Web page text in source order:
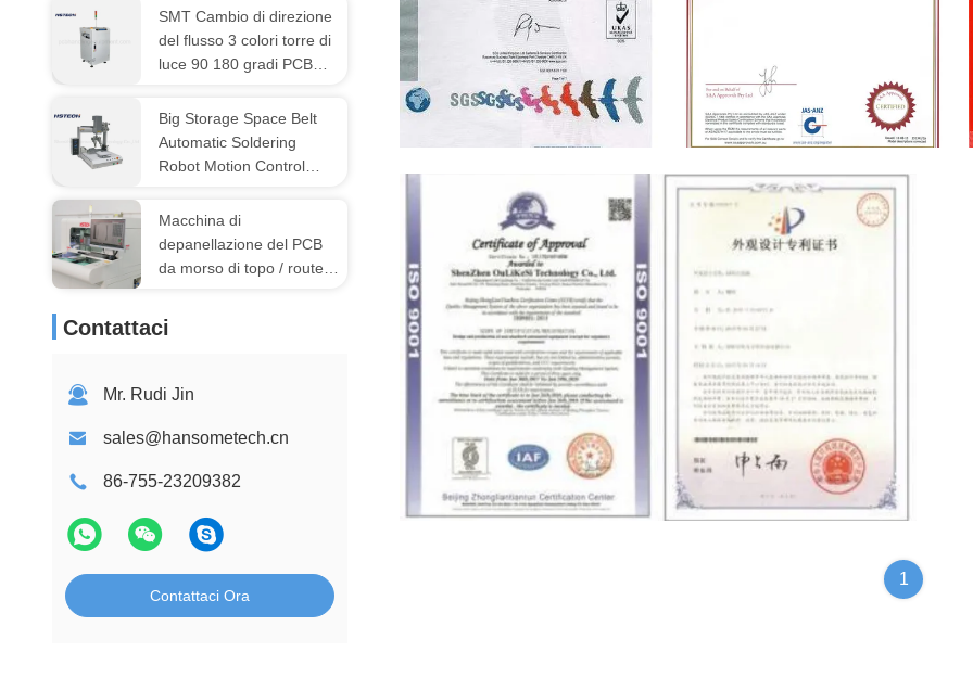
scarico PCB
SMT Cambio di direzione
del flusso 3 colori torre di
luce 90 180 gradi PCB
Big Storage Space Belt
Automatic Soldering
Robot Motion Control
Macchina di
depanellazione del PCB
da morso di topo / router
mandrino a 60000 giri al
minuto
Contattaci
Mr. Rudi Jin
sales@hansometech.cn
86-755-23209382
Contattaci Ora
1